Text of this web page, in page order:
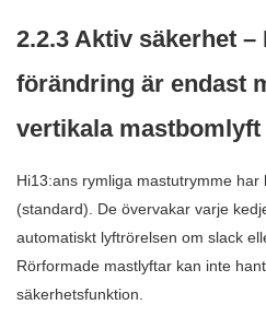
2.2.3 Aktiv säkerhet –
förändring är endast
vertikala mastbomlyft
Hi13:ans rymliga mastutrymme
(standard). De övervakar varje
automatiskt lyftrörelsen om slack
Rörformade mastlyftar kan inte
säkerhetsfunktion.